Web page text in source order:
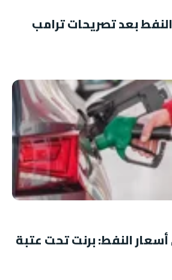
بعد تصريحات ترامب
النفط: برنت تحت عتبة